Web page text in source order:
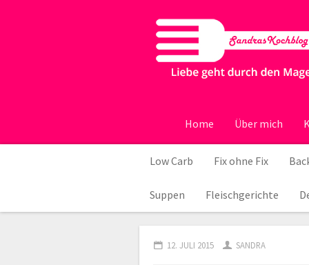
Home Über mich
Low Carb Fix ohne Fix
Suppen Fleischgerichte
12. JULI 2015 SANDRA